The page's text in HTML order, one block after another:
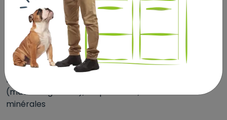
Détails
- Le blé dur: grâce à sa teneur élevé en protéines
végétales et en glucides il fournit à votre chien
l'énergie nécessaire à sa santé et sa vitalité.
- Le lait: il apporte naturellement à votre animal tous
les nutriments requis par ses besoins physiologiques,
notamment les vitamines, les glucides, les lipides
(matières grasses), les protéines, et les matières
minérales